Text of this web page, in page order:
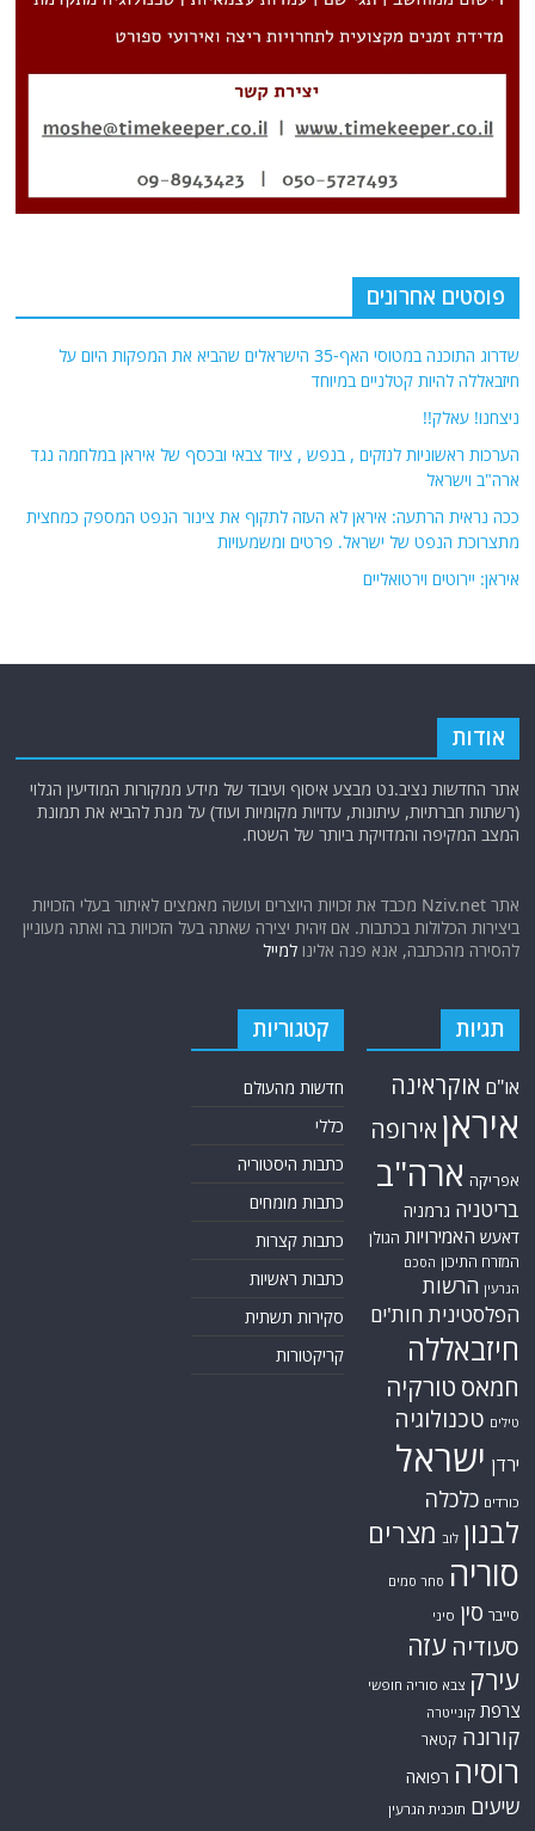
פוסטים אחרונים
שדרוג התוכנה במטוסי האף-35 הישראלים שהביא את המפקות היום על
חיזבאללה להיות קטלניים במיוחד
ניצחנו! עאלק!!
הערכות ראשוניות לנזקים , בנפש , ציוד צבאי ובכסף של איראן במלחמה נגד
ארה"ב וישראל
ככה נראית הרתעה: איראן לא העזה לתקוף את צינור הנפט המספק כמחצית
מתצרוכת הנפט של ישראל. פרטים ומשמעויות
איראן: יירוטים וירטואליים
אודות
אתר החדשות נציב.נט מבצע איסוף ועיבוד של מידע ממקורות המודיעין הגלוי
(רשתות חברתיות, עיתונות, עדויות מקומיות ועוד) על מנת להביא את תמונת
המצב המקיפה והמדויקת ביותר של השטח.
אתר Nziv.net מכבד את זכויות היוצרים ועושה מאמצים לאיתור בעלי הזכויות
ביצירות הכלולות בכתבות. אם זיהית יצירה שאתה בעל הזכויות בה ואתה מעוניין
להסירה מהכתבה, אנא פנה אלינולמייל
תגיות
או"ם אוקראינה
איראן אירופה
אפריקה ארה"ב
בריטניה גרמניה
דאעש האמירויות הגולן
המזרח התיכון הסכם
הגרעין הרשות
הפלסטינית חות'ים
חיזבאללה
חמאס טורקיה
טילים טכנולוגיה
ירדן ישראל
כורדים כלכלה
לבנון לוב מצרים
סוריה סחר סמים
סייבר סין סיני
סעודיה עזה
עירק צבא סוריה חופשי
צרפת קונייטרה
קורונה קטאר
רוסיה רפואה
שיעים תוכנית הגרעין
קטגוריות
חדשות מהעולם
כללי
כתבות היסטוריה
כתבות מומחים
כתבות קצרות
כתבות ראשיות
סקירות תשתית
קריקטורות